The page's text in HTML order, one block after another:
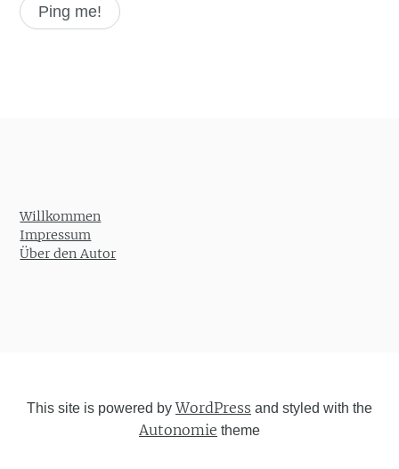
Willkommen
Impressum
Über den Autor
This site is powered byWordPress and styled with the
Autonomie theme